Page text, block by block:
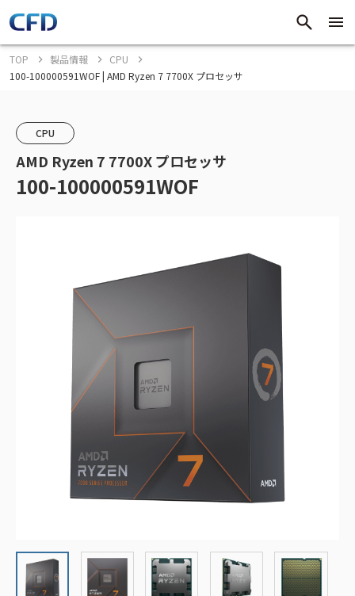
TOP 製品情報
CPU
100-100000591WOF | AMD Ryzen 7 7700X プロセッサ
CPU
AMD Ryzen 7 7700X プロセッサ
100-100000591WOF